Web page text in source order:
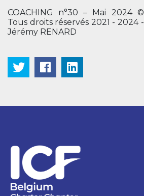
COACHING n°30 – Mai 2024 ©
Tous droits réservés 2021 - 2024 -
Jérémy RENARD